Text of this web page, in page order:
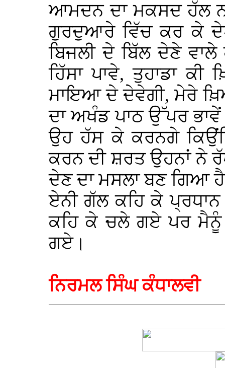
ਆਮਦਨ ਦਾ ਮਕਸਦ ਹੱਲ
ਗੁਰਦੁਆਰੇ ਵਿੱਚ ਕਰ ਕੇ
ਬਿਜਲੀ ਦੇ ਬਿੱਲ ਦੇਣੇ
ਹਿੱਸਾ ਪਾਵੇ, ਤੁਹਾਡਾ
ਮਾਇਆ ਦੇ ਦੇਵੇਗੀ, ਮੇਰੇ
ਦਾ ਅਖੰਡ ਪਾਠ ਉੱਪਰ ਭਾਵੇਂ
ਉਹ ਹੱਸ ਕੇ ਕਰਨਗੇ
ਕਰਨ ਦੀ ਸ਼ਰਤ ਉਹਨਾਂ ਨੇ
ਦੇਣ ਦਾ ਮਸਲਾ ਬਣ ਗਿਆ
ਏਨੀ ਗੱਲ ਕਹਿ ਕੇ ਪ੍ਰਧਾਨ
ਕਹਿ ਕੇ ਚਲੇ ਗਏ ਪਰ
ਗਏ।
ਨਿਰਮਲ ਸਿੰਘ ਕੰਧਾਲਵੀ